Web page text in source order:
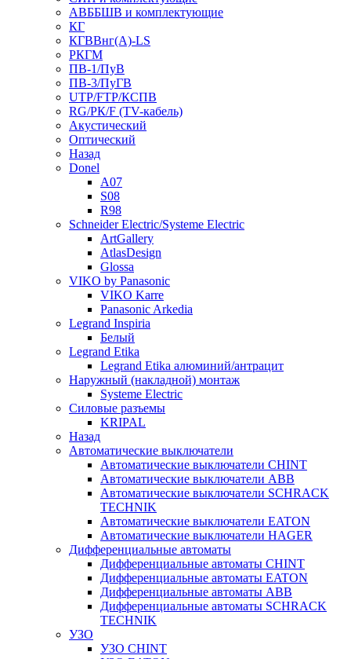
АВББШВ и комплектующие
КГ
КГВВнг(А)-LS
РКГМ
ПВ-1/ПуВ
ПВ-3/ПуГВ
UTP/FTP/КСПВ
RG/РК/F (TV-кабель)
Акустический
Оптический
Назад
Donel
A07
S08
R98
Schneider Electric/Systeme Electric
ArtGallery
AtlasDesign
Glossa
VIKO by Panasonic
VIKO Karre
Panasonic Arkedia
Legrand Inspiria
Белый
Legrand Etika
Legrand Etika алюминий/антрацит
Наружный (накладной) монтаж
Systeme Electric
Силовые разъемы
KRIPAL
Назад
Автоматические выключатели
Автоматические выключатели CHINT
Автоматические выключатели ABB
Автоматические выключатели SCHRACK
TECHNIK
Автоматические выключатели EATON
Автоматические выключатели HAGER
Дифференциальные автоматы
Дифференциальные автоматы CHINT
Дифференциальные автоматы EATON
Дифференциальные автоматы ABB
Дифференциальные автоматы SCHRACK
TECHNIK
УЗО
УЗО CHINT